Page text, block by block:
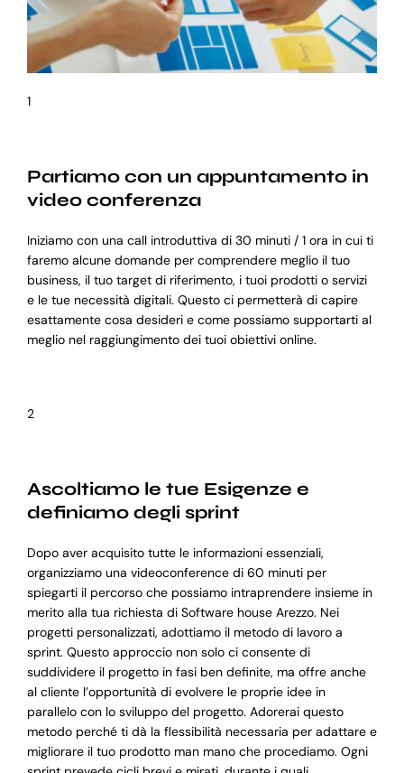
1
Partiamo con un appuntamento in
video conferenza
Iniziamo con una call introduttiva di 30 minuti / 1 ora in cui ti
faremo alcune domande per comprendere meglio il tuo
business, il tuo target di riferimento, i tuoi prodotti o servizi
e le tue necessità digitali. Questo ci permetterà di capire
esattamente cosa desideri e come possiamo supportarti al
meglio nel raggiungimento dei tuoi obiettivi online.
2
Ascoltiamo le tue Esigenze e
definiamo degli sprint
Dopo aver acquisito tutte le informazioni essenziali,
organizziamo una videoconference di 60 minuti per
spiegarti il percorso che possiamo intraprendere insieme in
merito alla tua richiesta di Software house Arezzo. Nei
progetti personalizzati, adottiamo il metodo di lavoro a
sprint. Questo approccio non solo ci consente di
suddividere il progetto in fasi ben definite, ma offre anche
al cliente l’opportunità di evolvere le proprie idee in
parallelo con lo sviluppo del progetto. Adorerai questo
metodo perché ti dà la flessibilità necessaria per adattare e
migliorare il tuo prodotto man mano che procediamo. Ogni